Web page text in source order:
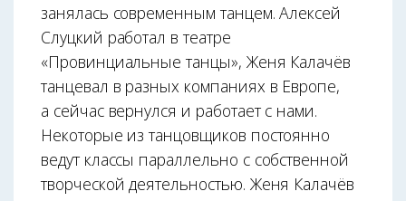
занялась современным танцем. Алексей
Слуцкий работал в театре
«Провинциальные танцы», Женя Калачёв
танцевал в разных компаниях в Европе,
а сейчас вернулся и работает с нами.
Некоторые из танцовщиков постоянно
ведут классы параллельно с собственной
творческой деятельностью. Женя Калачёв